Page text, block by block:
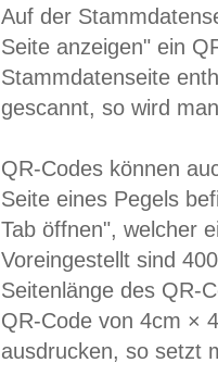
Auf der
Seite anzeigen" ein
Stammdatenseite
gescannt, so wird
QR-Codes können
Seite eines Pegels
Tab öffnen", welcher
Voreingestellt sind
Seitenlänge des QR-
QR-Code von 4cm ×
ausdrucken, so setzt